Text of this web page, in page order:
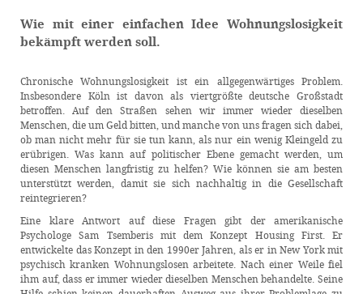
Wie mit einer einfachen Idee Wohnungslosigkeit
bekämpft werden soll.
Chronische Wohnungslosigkeit ist ein allgegenwärtiges Problem.
Insbesondere Köln ist davon als viertgrößte deutsche Großstadt
betroffen. Auf den Straßen sehen wir immer wieder dieselben
Menschen, die um Geld bitten, und manche von uns fragen sich dabei,
ob man nicht mehr für sie tun kann, als nur ein wenig Kleingeld zu
erübrigen. Was kann auf politischer Ebene gemacht werden, um
diesen Menschen langfristig zu helfen? Wie können sie am besten
unterstützt werden, damit sie sich nachhaltig in die Gesellschaft
reintegrieren?
Eine klare Antwort auf diese Fragen gibt der amerikanische
Psychologe Sam Tsemberis mit dem Konzept Housing First. Er
entwickelte das Konzept in den 1990er Jahren, als er in New York mit
psychisch kranken Wohnungslosen arbeitete. Nach einer Weile fiel
ihm auf, dass er immer wieder dieselben Menschen behandelte. Seine